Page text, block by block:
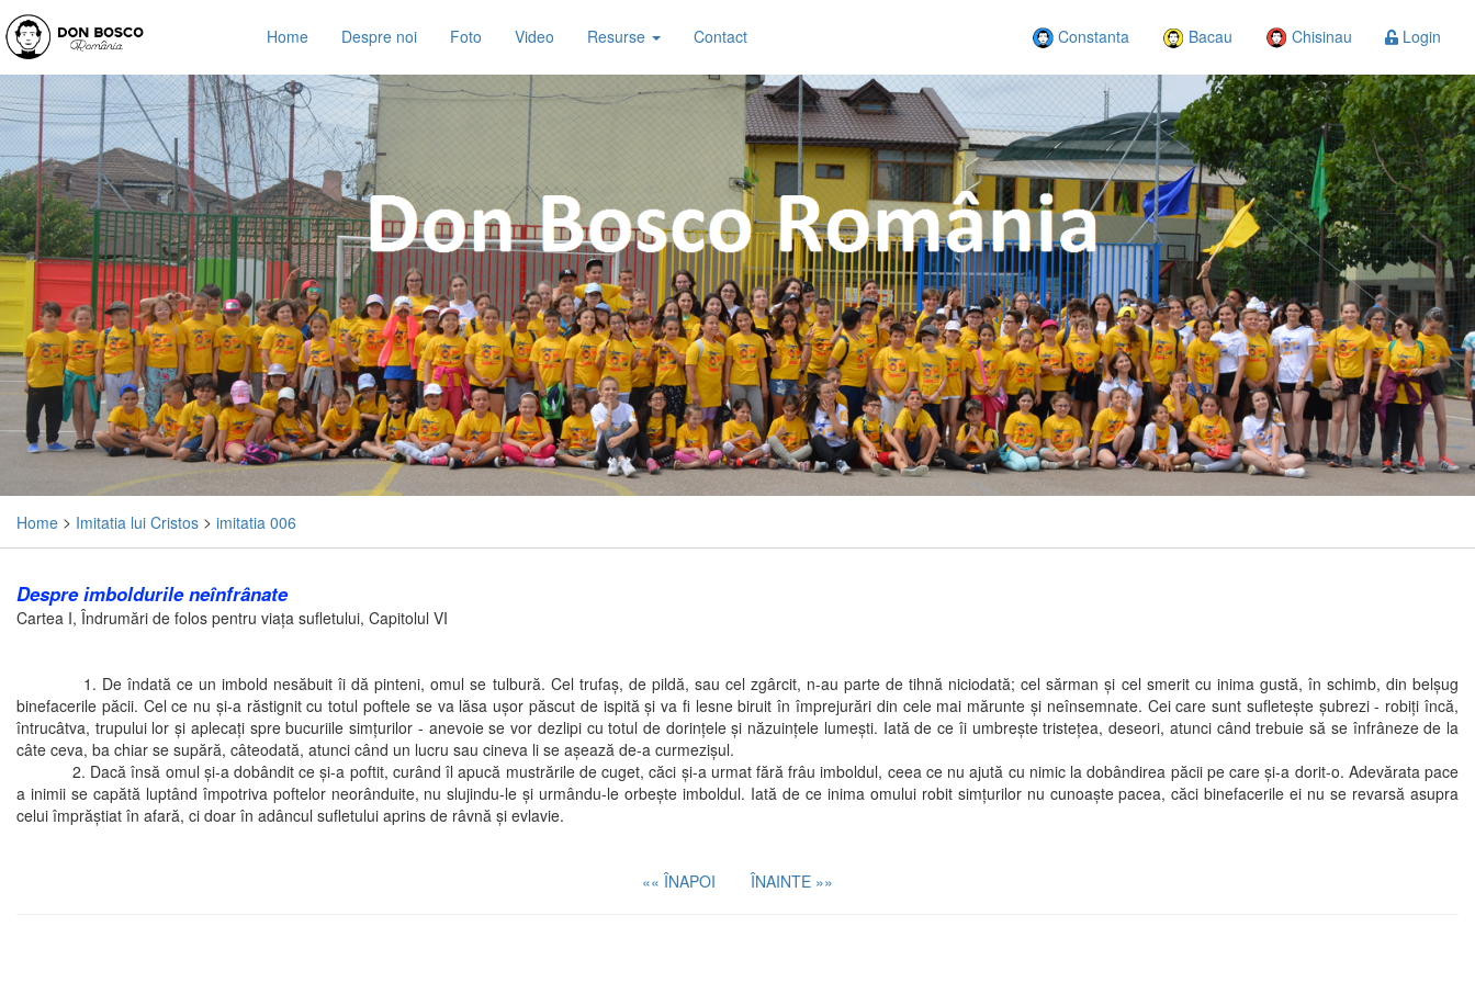
Home Despre noi Foto Video Resurse Contact Constanta Bacau Chisinau Login
Home > Imitatia lui Cristos > imitatia 006
Despre imboldurile neînfrânate
Cartea I, Îndrumări de folos pentru viaţa sufletului, Capitolul VI
1. De îndată ce un imbold nesăbuit îi dă pinteni, omul se tulbură. Cel trufaş, de pildă, sau cel zgârcit, n-au parte de tihnă niciodată; cel sărman şi cel smerit cu inima gustă, în schimb, din belşug
binefacerile păcii. Cel ce nu şi-a răstignit cu totul poftele se va lăsa uşor păscut de ispită şi va fi lesne biruit în împrejurări din cele mai mărunte şi neînsemnate. Cei care sunt sufleteşte şubrezi - robiţi încă,
întrucâtva, trupului lor şi aplecaţi spre bucuriile simţurilor - anevoie se vor dezlipi cu totul de dorinţele şi năzuinţele lumeşti. Iată de ce îi umbreşte tristeţea, deseori, atunci când trebuie să se înfrâneze de la
câte ceva, ba chiar se supără, câteodată, atunci când un lucru sau cineva li se aşează de-a curmezişul.
2. Dacă însă omul şi-a dobândit ce şi-a poftit, curând îl apucă mustrările de cuget, căci şi-a urmat fără frâu imboldul, ceea ce nu ajută cu nimic la dobândirea păcii pe care şi-a dorit-o. Adevărata pace
a inimii se capătă luptând împotriva poftelor neorânduite, nu slujindu-le şi urmându-le orbeşte imboldul. Iată de ce inima omului robit simţurilor nu cunoaşte pacea, căci binefacerile ei nu se revarsă asupra
celui împrăştiat în afară, ci doar în adâncul sufletului aprins de râvnă şi evlavie.
«« ÎNAPOI ÎNAINTE »»